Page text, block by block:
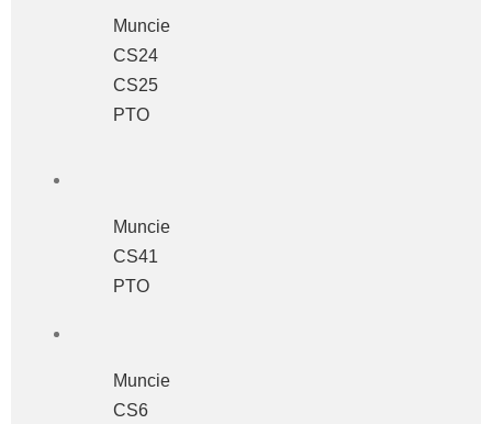
Muncie
CS24
CS25
PTO
Muncie
CS41
PTO
Muncie
CS6